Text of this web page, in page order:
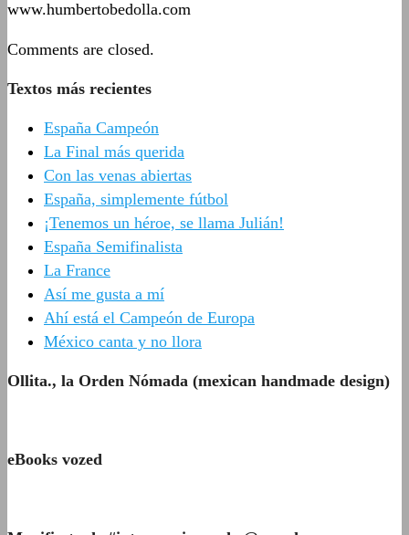
www.humbertobedolla.com
Comments are closed.
Textos más recientes
España Campeón
La Final más querida
Con las venas abiertas
España, simplemente fútbol
¡Tenemos un héroe, se llama Julián!
España Semifinalista
La France
Así me gusta a mí
Ahí está el Campeón de Europa
México canta y no llora
Ollita., la Orden Nómada (mexican handmade design)
eBooks vozed